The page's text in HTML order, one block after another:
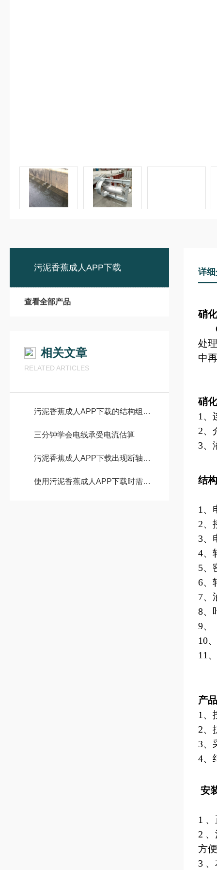
污泥香蕉成人APP下载
查看全部产品
相关文章
RELATED ARTICLES
污泥香蕉成人APP下载的结构组成及使用条件
三分钟学会电线承受电流估算
污泥香蕉成人APP下载出现断轴问题该如何正确处理？
使用污泥香蕉成人APP下载时需要注意哪些要点？
详
硝
处
中
硝
1 、
2、
3、
结
1 、
2、
3、
4、
5、
6、
7、
8、
9、
10
11
产
1 、
2、
3、
4、
安
1
2
方
3